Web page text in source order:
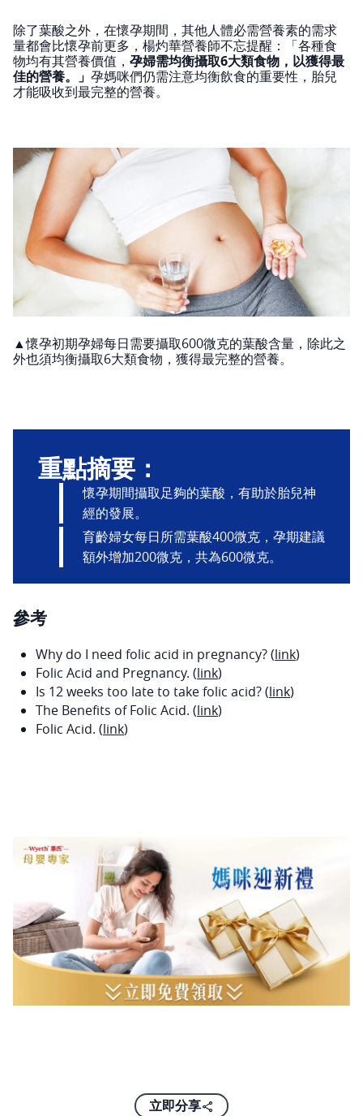
除了葉酸之外，在懷孕期間，其他人體必需營養素的需求
量都會比懷孕前更多，楊灼華營養師不忘提醒：「各種食
物均有其營養價值， 孕婦需均衡攝取6大類食物，以獲得最
佳的營養。」 孕媽咪們仍需注意均衡飲食的重要性，胎兒
才能吸收到最完整的營養。
▲懷孕初期孕婦每日需要攝取600微克的葉酸含量，除此之
外也須均衡攝取6大類食物，獲得最完整的營養。
重點摘要：
懷孕期間攝取足夠的葉酸，有助於胎兒神
經的發展。
育齡婦女每日所需葉酸400微克，孕期建議
額外增加200微克，共為600微克。
參考
Why do I need folic acid in pregnancy? (link)
Folic Acid and Pregnancy. (link)
Is 12 weeks too late to take folic acid? (link)
The Benefits of Folic Acid. (link)
Folic Acid. (link)
立即分享